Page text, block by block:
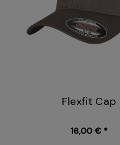
Flexfit Cap
16,00 € *